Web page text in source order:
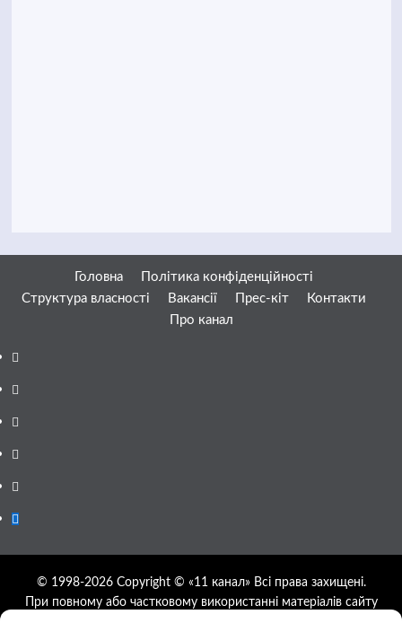
Головна
Політика конфіденційності
Структура власності
Вакансії Прес-кіт
Контакти
Про канал
Facebook
YouTube
Telegram
Instagram
Twitter
Google
© 1998-2026 Copyright © «11 канал» Всі права захищені.
При повному або частковому використанні матеріалів сайту